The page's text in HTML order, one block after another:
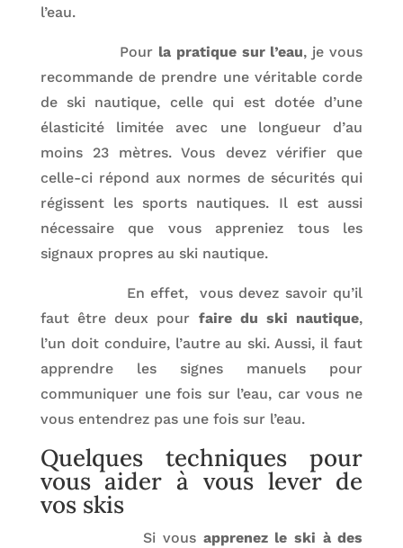
l’eau.
Pour la pratique sur l’eau, je vous
recommande de prendre une véritable corde
de ski nautique, celle qui est dotée d’une
élasticité limitée avec une longueur d’au
moins 23 mètres. Vous devez vérifier que
celle-ci répond aux normes de sécurités qui
régissent les sports nautiques. Il est aussi
nécessaire que vous appreniez tous les
signaux propres au ski nautique.
En effet, vous devez savoir qu’il
faut être deux pour faire du ski nautique,
l’un doit conduire, l’autre au ski. Aussi, il faut
apprendre les signes manuels pour
communiquer une fois sur l’eau, car vous ne
vous entendrez pas une fois sur l’eau.
Quelques techniques pour
vous aider à vous lever de
vos skis
Si vous apprenez le ski à des